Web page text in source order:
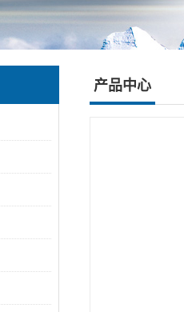
产品中心